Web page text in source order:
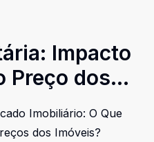
Impacto
Preço dos
Imobiliário: O Que
dos Imóveis?